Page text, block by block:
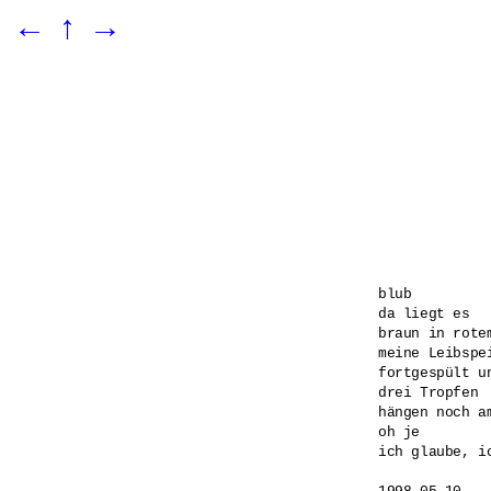
← ↑ →
blub
da liegt es
braun in
meine
fortgespült
drei Tropfen
hängen noch
oh je
ich glaube,